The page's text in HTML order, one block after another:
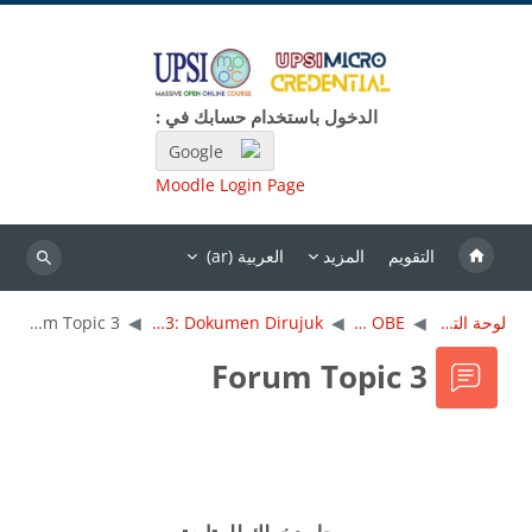
الدخول باستخدام حسابك في :
Google
Moodle Login Page
التقويم المزيد العربية ‎(ar)‎
بحث
لوحة التحكم MC OBE
Topik 3: Dokumen Dirujuk
Forum Topic 3
Forum Topic 3